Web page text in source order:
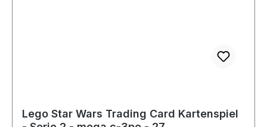
Lego Star Wars Trading Card Kartenspiel